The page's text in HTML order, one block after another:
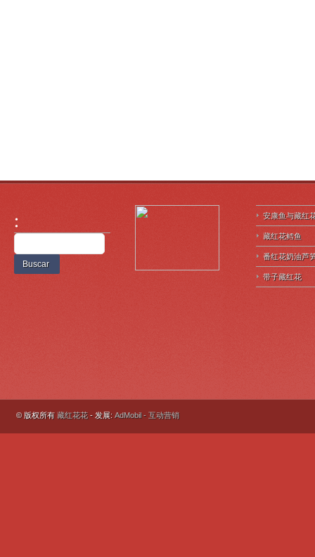
安康鱼与藏红
藏红花鳕鱼
番红花奶油芦
带子藏红花
© 版权所有藏红花花- 发展: AdMobil - 互动营销